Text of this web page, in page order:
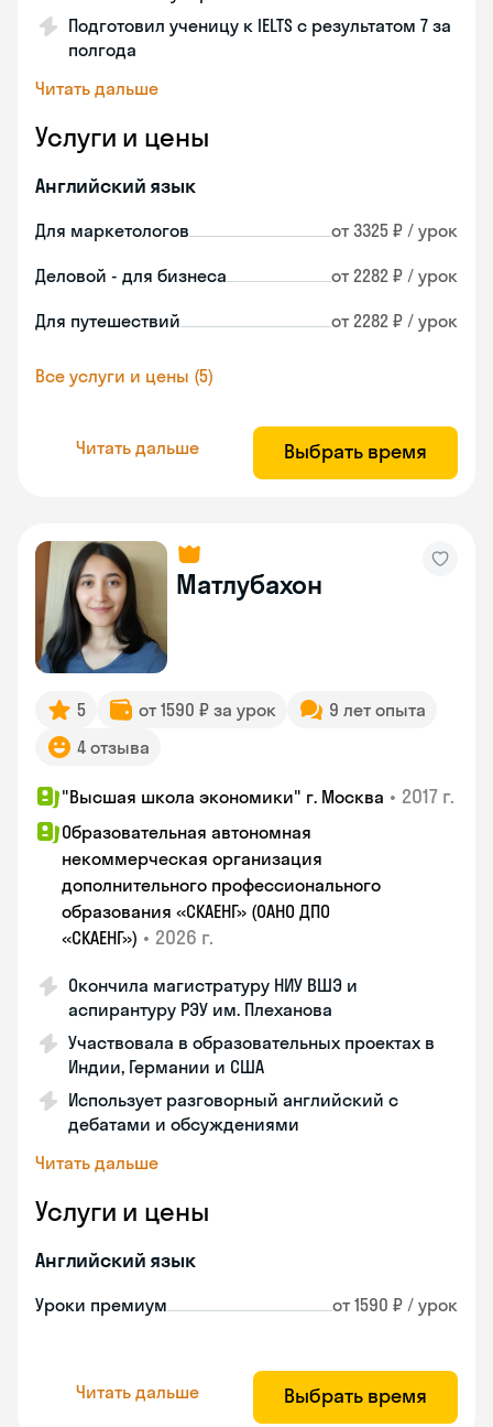
Подготовил ученицу к IELTS с результатом 7 за
полгода
Читать дальше
Услуги и цены
Английский язык
Для маркетологов от 3325 ₽ / урок
Деловой - для бизнеса от 2282 ₽ / урок
Для путешествий от 2282 ₽ / урок
Все услуги и цены (5)
Читать дальше Выбрать время
Матлубахон
5 от 1590 ₽ за урок
9 лет опыта
4 отзыва
"Высшая школа экономики" г. Москва • 2017 г.
Образовательная автономная
некоммерческая организация
дополнительного профессионального
образования «СКАЕНГ» (ОАНО ДПО
«СКАЕНГ») • 2026 г.
Окончила магистратуру НИУ ВШЭ и
аспирантуру РЭУ им. Плеханова
Участвовала в образовательных проектах в
Индии, Германии и США
Использует разговорный английский с
дебатами и обсуждениями
Читать дальше
Услуги и цены
Английский язык
Уроки премиум от 1590 ₽ / урок
Читать дальше Выбрать время